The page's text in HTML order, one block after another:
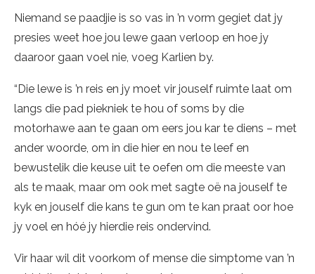
Niemand se paadjie is so vas in ’n vorm gegiet dat jy
presies weet hoe jou lewe gaan verloop en hoe jy
daaroor gaan voel nie, voeg Karlien by.
“Die lewe is ’n reis en jy moet vir jouself ruimte laat om
langs die pad piekniek te hou of soms by die
motorhawe aan te gaan om eers jou kar te diens – met
ander woorde, om in die hier en nou te leef en
bewustelik die keuse uit te oefen om die meeste van
als te maak, maar om ook met sagte oë na jouself te
kyk en jouself die kans te gun om te kan praat oor hoe
jy voel en hóé jy hierdie reis ondervind.
Vir haar wil dit voorkom of mense die simptome van ’n